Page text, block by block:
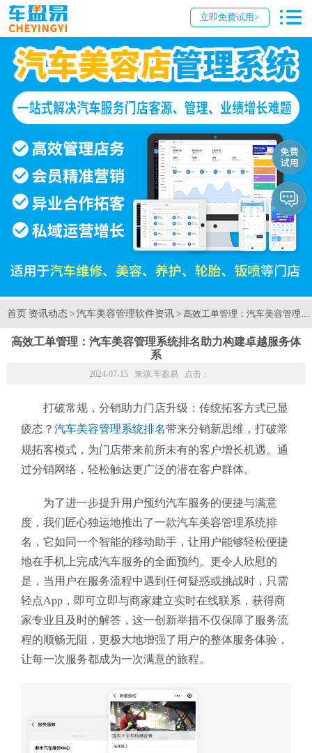
立即免费试用>
首页 资讯动态 > 汽车美容管理软件资讯 > 高效工单管理：汽车美容管理
高效工单管理：汽车美容管理系统排名助力构建卓越服务体
系
2024-07-15 来源:车盈易 点击：
打破常规，分销助力门店升级：传统拓客方式已显
疲态？ 汽车美容管理系统排名带来分销新思维，打破常
规拓客模式，为门店带来前所未有的客户增长机遇。通
过分销网络，轻松触达更广泛的潜在客户群体。
为了进一步提升用户预约汽车服务的便捷与满意
度，我们匠心独运地推出了一款汽车美容管理系统排
名，它如同一个智能的移动助手，让用户能够轻松便捷
地在手机上完成汽车服务的全面预约。更令人欣慰的
是，当用户在服务流程中遇到任何疑惑或挑战时，只需
轻点App，即可立即与商家建立实时在线联系，获得商
家专业且及时的解答，这一创新举措不仅保障了服务流
程的顺畅无阻，更极大地增强了用户的整体服务体验，
让每一次服务都成为一次满意的旅程。